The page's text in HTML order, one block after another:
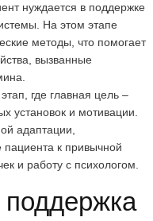
нуждается в поддержке
На этом этапе
методы, что помогает
вызванные
где главная цель –
установок и мотивации.
адаптации,
к привычной
и работу с психологом.